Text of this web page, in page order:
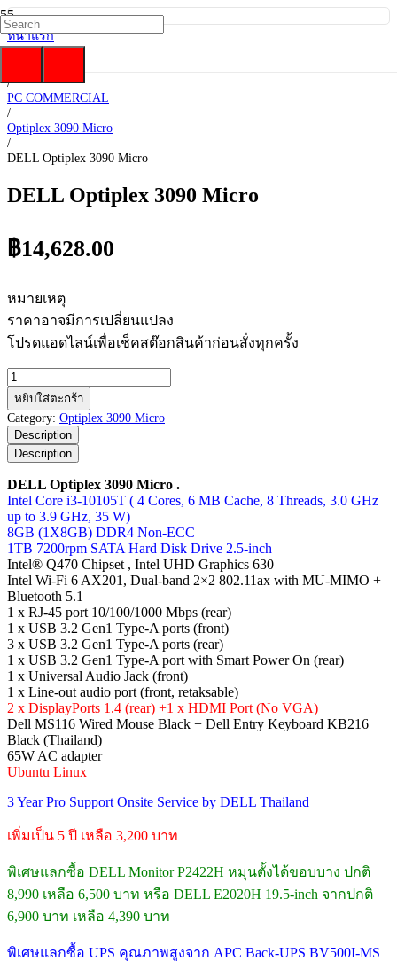
หน้าแรก
/
/
PC COMMERCIAL
/
Optiplex 3090 Micro
/
DELL Optiplex 3090 Micro
DELL Optiplex 3090 Micro
฿14,628.00
หมายเหตุ
ราคาอาจมีการเปลี่ยนแปลง
โปรดแอดไลน์เพื่อเช็คสต๊อกสินค้าก่อนสั่งทุกครั้ง
จำนวน
DELL
Optiplex
3090
Micro
ชิ้น
หยิบใส่ตะกร้า
Category: Optiplex 3090 Micro
Description
Description
DELL Optiplex 3090 Micro .
Intel Core i3-10105T ( 4 Cores, 6 MB Cache, 8 Threads, 3.0 GHz
up to 3.9 GHz, 35 W)
8GB (1X8GB) DDR4 Non-ECC
1TB 7200rpm SATA Hard Disk Drive 2.5-inch
Intel® Q470 Chipset , Intel UHD Graphics 630
Intel Wi-Fi 6 AX201, Dual-band 2×2 802.11ax with MU-MIMO +
Bluetooth 5.1
1 x RJ-45 port 10/100/1000 Mbps (rear)
1 x USB 3.2 Gen1 Type-A ports (front)
3 x USB 3.2 Gen1 Type-A ports (rear)
1 x USB 3.2 Gen1 Type-A port with Smart Power On (rear)
1 x Universal Audio Jack (front)
1 x Line-out audio port (front, retaksable)
2 x DisplayPorts 1.4 (rear) +1 x HDMI Port (No VGA)
Dell MS116 Wired Mouse Black + Dell Entry Keyboard KB216
Black (Thailand)
65W AC adapter
Ubuntu Linux
3 Year Pro Support Onsite Service by DELL Thailand
เพิ่มเป็น 5 ปี เหลือ 3,200 บาท
พิเศษแลกซื้อ DELL Monitor P2422H หมุนตั้งได้ขอบบาง ปกติ
8,990 เหลือ 6,500 บาท หรือ DELL E2020H 19.5-inch จากปกติ
6,900 บาท เหลือ 4,390 บาท
พิเศษแลกซื้อ UPS คุณภาพสูงจาก APC Back-UPS BV500I-MS